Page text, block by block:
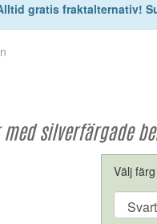
gratis fraktalternativ!
med silverfärgade
Välj